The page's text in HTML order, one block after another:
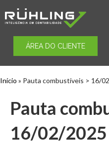
ÁREA DO CLIENTE
Início » Pauta combustíveis > 16/
Pauta
16/02/2025